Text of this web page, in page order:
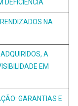
DEFICIÊNCIA
NA
A
EM
GARANTIAS E